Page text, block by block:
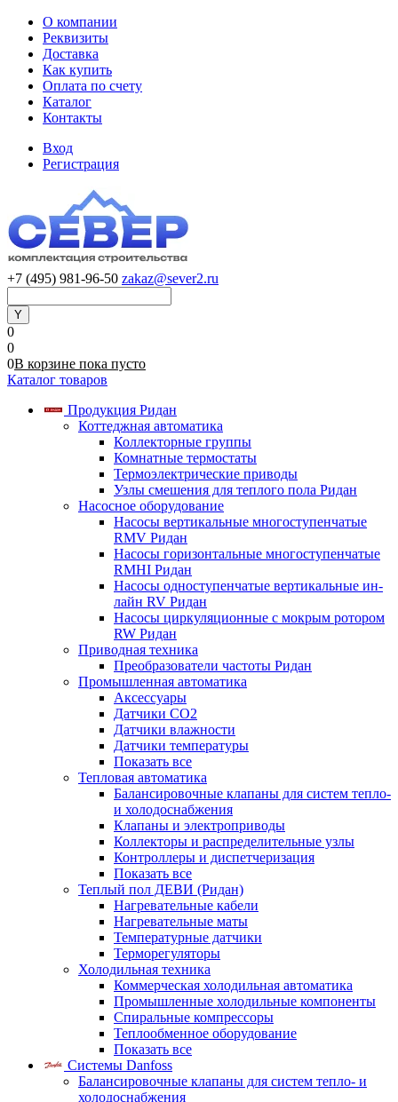
О компании
Реквизиты
Доставка
Как купить
Оплата по счету
Каталог
Контакты
Вход
Регистрация
+7 (495) 981-96-50 zakaz@sever2.ru
0
0
0В корзине пока пусто
Каталог товаров
Продукция Ридан
Коттеджная автоматика
Коллекторные группы
Комнатные термостаты
Термоэлектрические приводы
Узлы смешения для теплого пола Ридан
Насосное оборудование
Насосы вертикальные многоступенчатые
RMV Ридан
Насосы горизонтальные многоступенчатые
RMHI Ридан
Насосы одноступенчатые вертикальные ин-
лайн RV Ридан
Насосы циркуляционные с мокрым ротором
RW Ридан
Приводная техника
Преобразователи частоты Ридан
Промышленная автоматика
Аксессуары
Датчики CO2
Датчики влажности
Датчики температуры
Показать все
Тепловая автоматика
Балансировочные клапаны для систем тепло-
и холодоснабжения
Клапаны и электроприводы
Коллекторы и распределительные узлы
Контроллеры и диспетчеризация
Показать все
Теплый пол ДЕВИ (Ридан)
Нагревательные кабели
Нагревательные маты
Температурные датчики
Терморегуляторы
Холодильная техника
Коммерческая холодильная автоматика
Промышленные холодильные компоненты
Спиральные компрессоры
Теплообменное оборудование
Показать все
Системы Danfoss
Балансировочные клапаны для систем тепло- и
холодоснабжения